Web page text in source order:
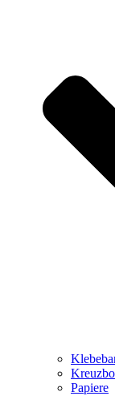
Papiere